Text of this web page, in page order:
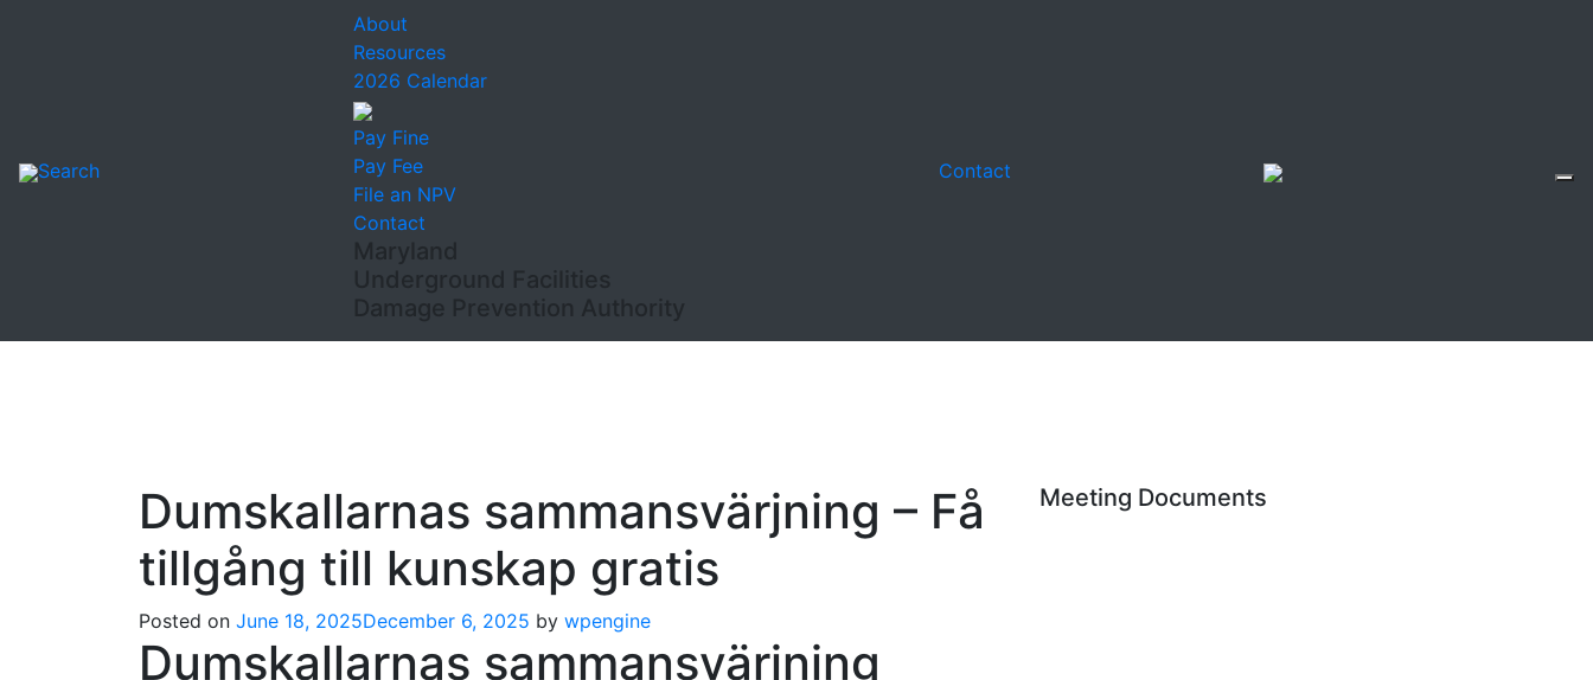
Search
About
Resources
2026 Calendar
Pay Fine
Pay Fee
File an NPV
Contact
Maryland
Underground Facilities
Damage Prevention Authority
Contact
Dumskallarnas sammansvärjning – Få
tillgång till kunskap gratis
Posted on June 18, 2025December 6, 2025 by wpengine
Dumskallarnas sammansvärjning
Meeting Documents